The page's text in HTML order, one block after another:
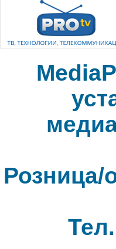
Розница/